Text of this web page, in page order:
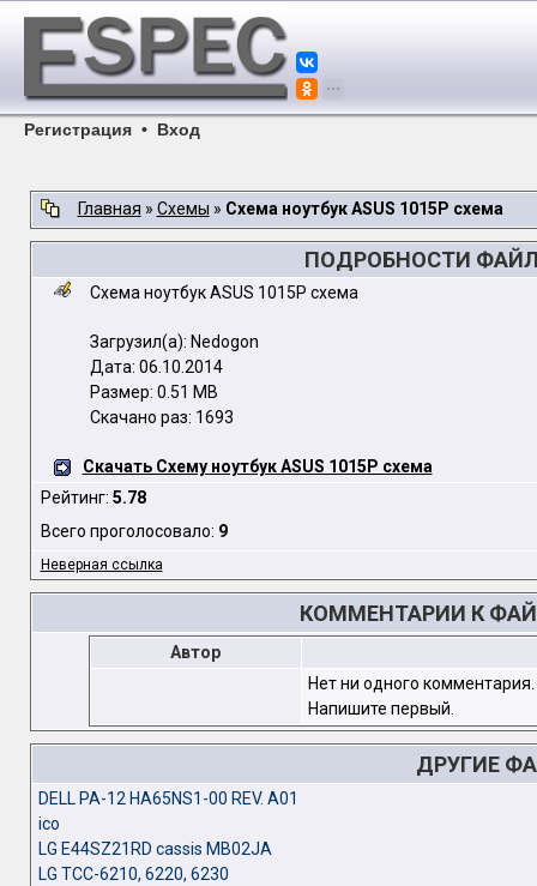
Регистрация • Вход
Главная » Схемы » Схема ноутбук ASUS 1015P схема
ПОДРОБНОСТИ
Схема ноутбук ASUS 1015P схема
Загрузил(а): Nedogon
Дата: 06.10.2014
Размер: 0.51 MB
Скачано раз: 1693
Скачать Схему ноутбук ASUS 1015P схема
Рейтинг: 5.78
Всего проголосовало: 9
Неверная ссылка
КОММЕНТАРИИ К
Автор
Нет ни одного комментария.
Напишите первый.
ДРУГИЕ
DELL PA-12 HA65NS1-00 REV. A01
ico
LG E44SZ21RD cassis MB02JA
LG TCC-6210, 6220, 6230